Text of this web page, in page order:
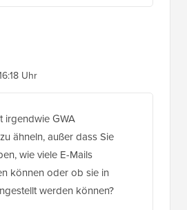
Uhr
irgendwie GWA
ähneln, außer dass Sie
wie viele E-Mails
können oder ob sie in
werden können?